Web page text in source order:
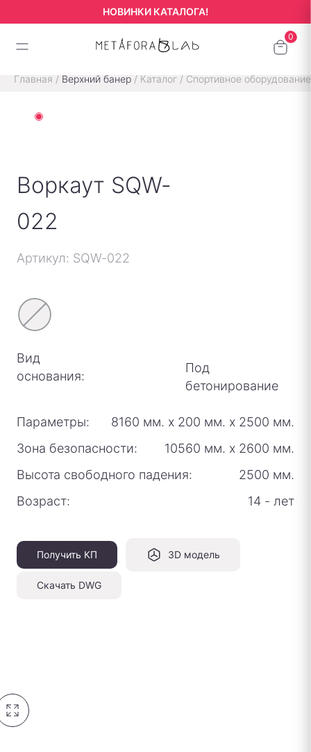
НОВИНКИ КАТАЛОГА!
Главная / Верхний банер / Каталог / Спортивное оборудование
Воркаут SQW-
022
Артикул: SQW-022
Вид
основания:
Под
бетонирование
Параметры: 8160 мм. х 200 мм. х 2500 мм.
Зона безопасности:
10560 мм. х 2600 мм.
Высота свободного падения:
2500 мм.
Возраст:
14 - лет
Получить КП 3D модель
Скачать DWG